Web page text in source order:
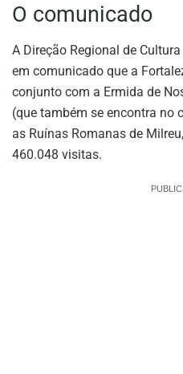
O comunicado
A Direção Regional de
em comunicado que a
conjunto com a Ermida de
(que também se encontra no
as Ruínas Romanas de
460.048 visitas.